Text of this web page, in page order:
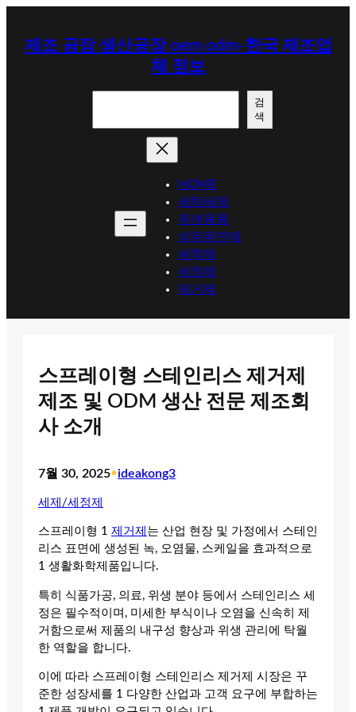
제조 공장 생산공장 oem odm-한국 제조업
체 정보
검
색
HOME
세탁세제
위생용품
섬유유연제
세척제
세정제
제거제
스프레이형 스테인리스 제거제
제조 및 ODM 생산 전문 제조회
사 소개
7월 30, 2025•ideakong3
세제/세정제
스프레이형 1 제거제 는 산업 현장 및 가정에서 스테인
리스 표면에 생성된 녹, 오염물, 스케일을 효과적으로
1 생활화학제품입니다.
특히 식품가공, 의료, 위생 분야 등에서 스테인리스 세
정은 필수적이며, 미세한 부식이나 오염을 신속히 제
거함으로써 제품의 내구성 향상과 위생 관리에 탁월
한 역할을 합니다.
이에 따라 스프레이형 스테인리스 제거제 시장은 꾸
준한 성장세를 1 다양한 산업과 고객 요구에 부합하는